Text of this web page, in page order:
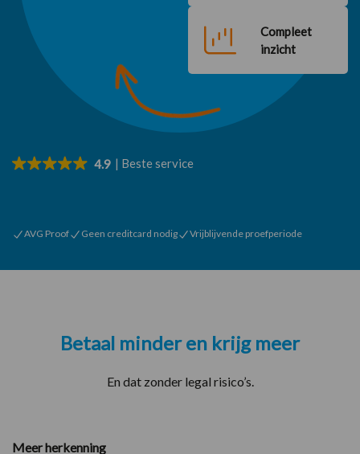
Compleet
inzicht
4.9 | Beste service
AVG Proof Geen creditcard nodig Vrijblijvende proefperiode
Betaal minder en krijg meer
En dat zonder legal risico’s.
Meer herkenning